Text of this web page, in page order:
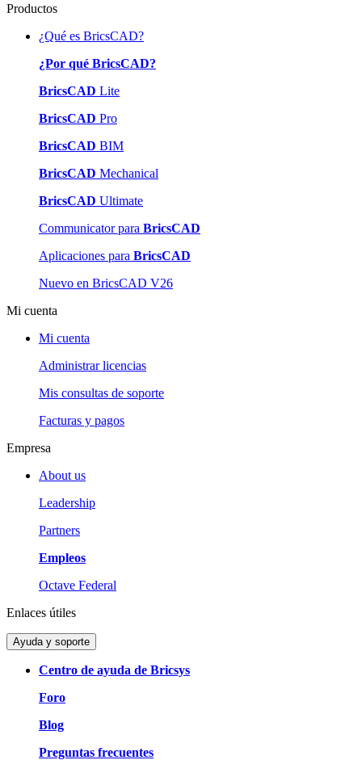
Productos
¿Qué es BricsCAD?
¿Por qué BricsCAD?
BricsCAD Lite
BricsCAD Pro
BricsCAD BIM
BricsCAD Mechanical
BricsCAD Ultimate
Communicator para BricsCAD
Aplicaciones para BricsCAD
Nuevo en BricsCAD V26
Mi cuenta
Mi cuenta
Administrar licencias
Mis consultas de soporte
Facturas y pagos
Empresa
About us
Leadership
Partners
Empleos
Octave Federal
Enlaces útiles
Ayuda y soporte
Centro de ayuda de Bricsys
Foro
Blog
Preguntas frecuentes